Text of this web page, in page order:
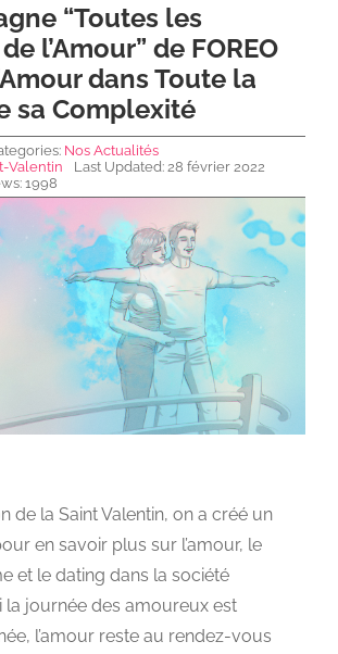
“Toutes les
l’Amour” de FOREO
dans Toute la
sa Complexité
Nos Actualités
Valentin
Last Updated: 28 février 2022
1998
de la Saint Valentin, on a créé un
en savoir plus sur l’amour, le
et le dating dans la société
la journée des amoureux est
l’amour reste au rendez-vous